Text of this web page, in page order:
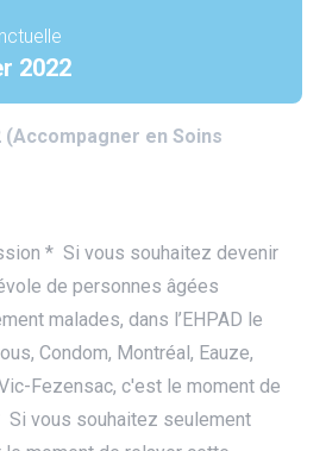
2022
(Accompagner en Soins
* Si vous souhaitez devenir
de personnes âgées
malades, dans l’EHPAD le
Condom, Montréal, Eauze,
Fezensac, c'est le moment de
vous souhaitez seulement